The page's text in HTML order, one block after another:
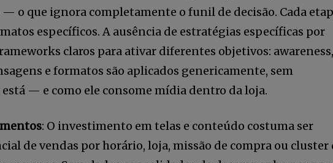
— o que ignora completamente o funil de decisão. Cada
específicos. A ausência de estratégias específicas por
claros para ativar diferentes objetivos: awareness,
e formatos são aplicados genericamente, sem
— e como ele consome mídia dentro da loja.
: O investimento em telas e conteúdo costuma ser
de vendas por horário, loja, missão de compra ou cluster